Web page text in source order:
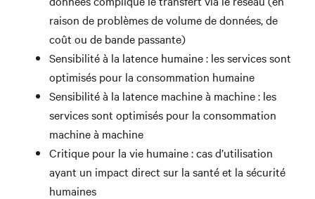
raison de problèmes de volume de données, de
coût ou de bande passante)
Sensibilité à la latence humaine : les services sont
optimisés pour la consommation humaine
Sensibilité à la latence machine à machine : les
services sont optimisés pour la consommation
machine à machine
Critique pour la vie humaine : cas d’utilisation
ayant un impact direct sur la santé et la sécurité
humaines